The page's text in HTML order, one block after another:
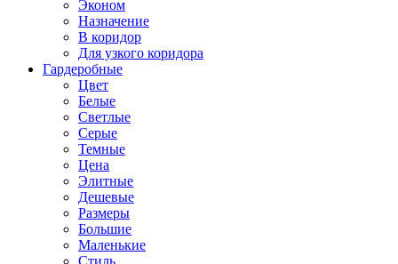
Эконом
Назначение
В коридор
Для узкого коридора
Гардеробные
Цвет
Белые
Светлые
Серые
Темные
Цена
Элитные
Дешевые
Размеры
Большие
Маленькие
Стиль